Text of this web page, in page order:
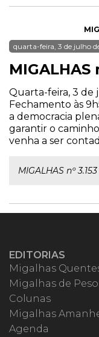
quarta-feira, 3 de julho
MIGALHAS
Quarta-feira, 3 de
Fechamento às
a democracia
garantir o
venha a ser
MIGALHAS nº 3.153
EDITORIAS
Migalhas
Migalhas de Peso
Colunas
Migalhas
Agenda